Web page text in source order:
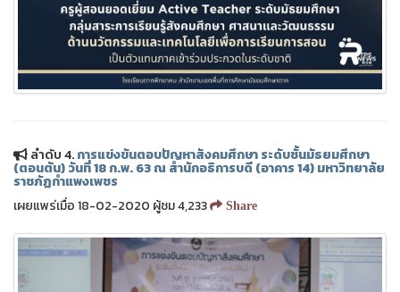
ลำดับ 4.การแข่งขันตอบปัญหาสังคมศึกษา ระดับชั้นมัธยมศึกษา
(ตอนต้น) วันที่ 18 ก.พ. 63 ณ สำนักอธิการบดี (อาคาร 14) มหาวิทยาลัย
ราชภัฏกำแพงเพชร
เผยแพร่เมื่อ 18-02-2020 ผู้ชม 4,233
Share
❅
❅